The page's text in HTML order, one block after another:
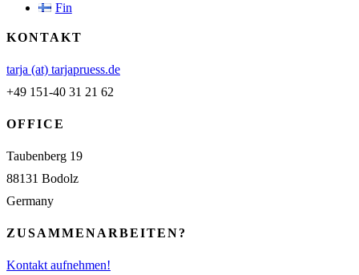
Fin
KONTAKT
tarja (at) tarjapruess.de
+49 151-40 31 21 62
OFFICE
Taubenberg 19
88131 Bodolz
Germany
ZUSAMMENARBEITEN?
Kontakt aufnehmen!